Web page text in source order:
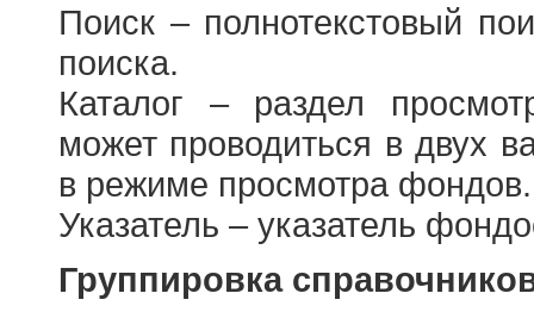
Поиск – полнотекстовый
поиска.
Каталог – раздел
может проводиться в двух
в режиме просмотра фондов.
Указатель – указатель
Группировка